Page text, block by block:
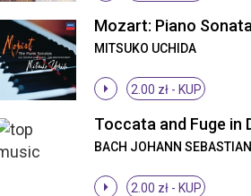
MITSUKO UCHIDA
2.00 zł - KUP
BACH JOHANN SEBASTIAN
2.00 zł - KUP